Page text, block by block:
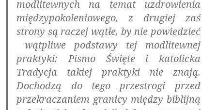
modlitewnych na temat uzdrowienia
międzypokoleniowego, z drugiej zaś
strony są raczej wątłe, by nie powiedzieć
 wątpliwe podstawy tej modlitewnej
praktyki: Pismo Święte i katolicka
Tradycja takiej praktyki nie znają.
Dochodzą do tego przestrogi przed
przekraczaniem granicy między biblijną